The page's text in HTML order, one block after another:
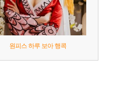
원피스 하루 보아 행콕